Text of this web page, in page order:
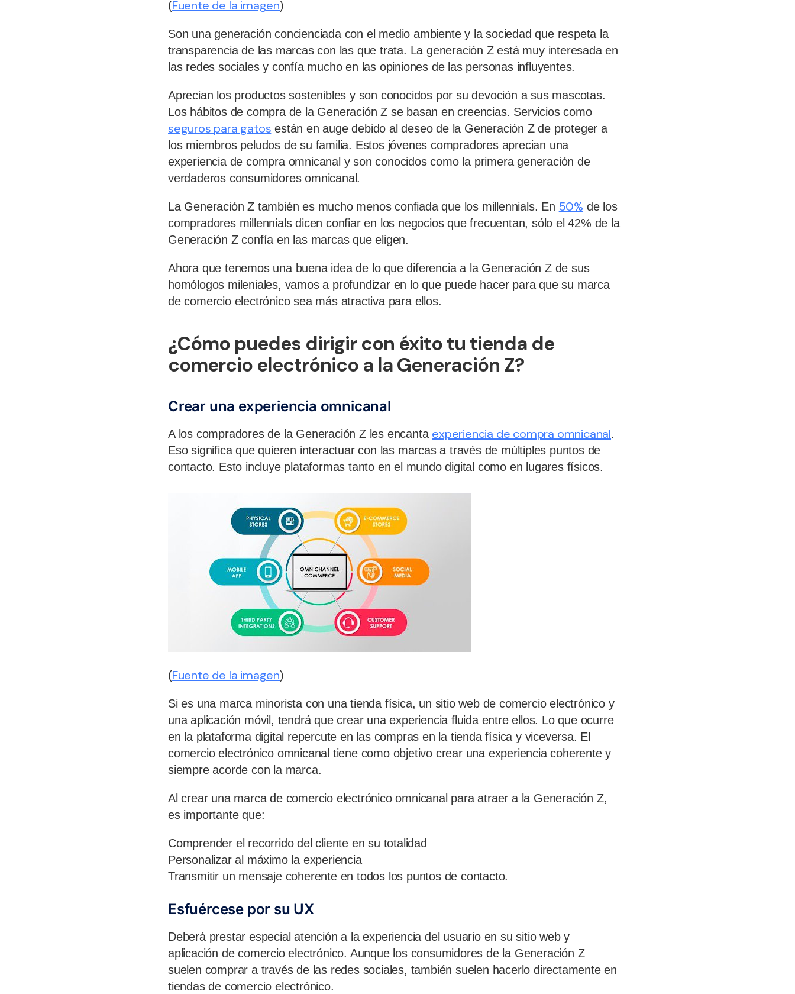
(Fuente de la imagen)
Son una generación concienciada con el medio ambiente y la sociedad que respeta la
transparencia de las marcas con las que trata. La generación Z está muy interesada en
las redes sociales y confía mucho en las opiniones de las personas influyentes.
Aprecian los productos sostenibles y son conocidos por su devoción a sus mascotas.
Los hábitos de compra de la Generación Z se basan en creencias. Servicios como
seguros para gatos están en auge debido al deseo de la Generación Z de proteger a
los miembros peludos de su familia. Estos jóvenes compradores aprecian una
experiencia de compra omnicanal y son conocidos como la primera generación de
verdaderos consumidores omnicanal.
La Generación Z también es mucho menos confiada que los millennials. En 50% de los
compradores millennials dicen confiar en los negocios que frecuentan, sólo el 42% de la
Generación Z confía en las marcas que eligen.
Ahora que tenemos una buena idea de lo que diferencia a la Generación Z de sus
homólogos mileniales, vamos a profundizar en lo que puede hacer para que su marca
de comercio electrónico sea más atractiva para ellos.
¿Cómo puedes dirigir con éxito tu tienda de
comercio electrónico a la Generación Z?
Crear una experiencia omnicanal
A los compradores de la Generación Z les encanta experiencia de compra omnicanal.
Eso significa que quieren interactuar con las marcas a través de múltiples puntos de
contacto. Esto incluye plataformas tanto en el mundo digital como en lugares físicos.
(Fuente de la imagen)
Si es una marca minorista con una tienda física, un sitio web de comercio electrónico y
una aplicación móvil, tendrá que crear una experiencia fluida entre ellos. Lo que ocurre
en la plataforma digital repercute en las compras en la tienda física y viceversa. El
comercio electrónico omnicanal tiene como objetivo crear una experiencia coherente y
siempre acorde con la marca.
Al crear una marca de comercio electrónico omnicanal para atraer a la Generación Z,
es importante que:
Comprender el recorrido del cliente en su totalidad
Personalizar al máximo la experiencia
Transmitir un mensaje coherente en todos los puntos de contacto.
Esfuércese por su UX
Deberá prestar especial atención a la experiencia del usuario en su sitio web y
aplicación de comercio electrónico. Aunque los consumidores de la Generación Z
suelen comprar a través de las redes sociales, también suelen hacerlo directamente en
tiendas de comercio electrónico.